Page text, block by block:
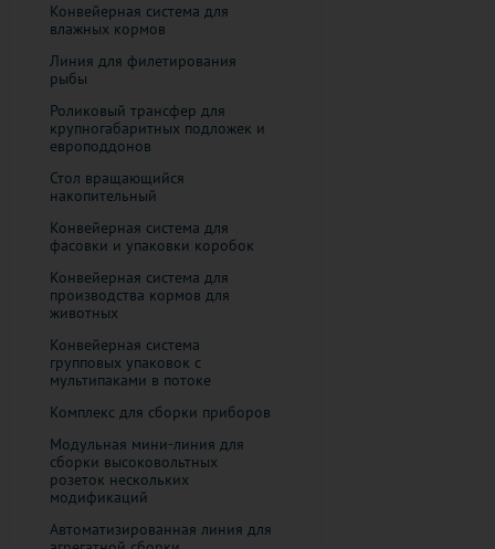
Конвейерная система для
влажных кормов
Линия для филетирования
рыбы
Роликовый трансфер для
крупногабаритных подложек и
европоддонов
Стол вращающийся
накопительный
Конвейерная система для
фасовки и упаковки коробок
Конвейерная система для
производства кормов для
животных
Конвейерная система
групповых упаковок с
мультипаками в потоке
Комплекс для сборки приборов
Модульная мини-линия для
сборки высоковольтных
розеток нескольких
модификаций
Автоматизированная линия для